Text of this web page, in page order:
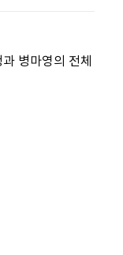
병마영의 전체